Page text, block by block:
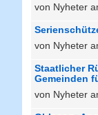
von Nyheter
von Nyheter
Staatlicher
Gemeinden
von Nyheter